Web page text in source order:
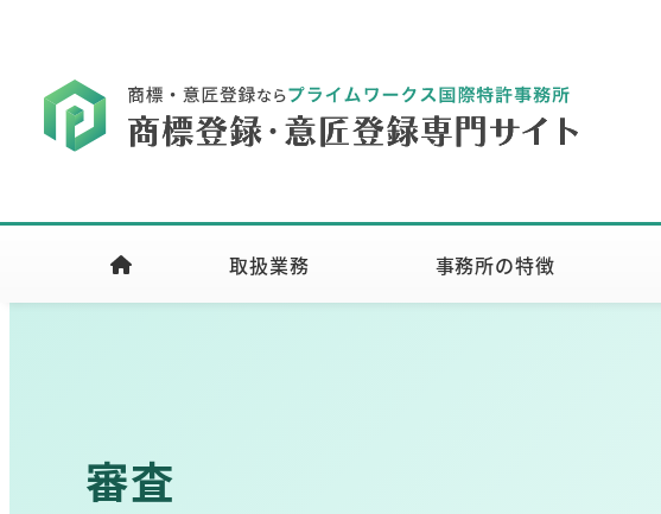
取扱業務 事務所の特徴
審査